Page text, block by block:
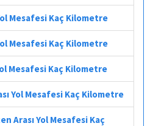
Mesafesi Kaç Kilometre
Mesafesi Kaç Kilometre
Mesafesi Kaç Kilometre
Yol Mesafesi Kaç Kilometre
Arası Yol Mesafesi Kaç